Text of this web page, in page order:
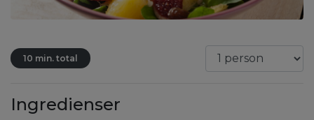
10 min. total
Ingredienser